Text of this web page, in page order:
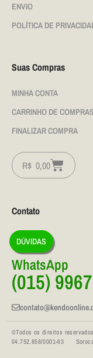
ENVIO
POLÍTICA DE
Suas Compras
MINHA CONTA
CARRINHO DE COMPRAS
FINALIZAR COMPRA
R$ 0,00
Contato
DÚVIDAS
WhatsApp
(015)
©Todos os direitos
04.752.858/0001-63